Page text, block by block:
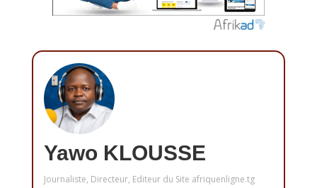
Yawo KLOUSSE
Journaliste, Directeur, Editeur du Site afriquenligne.tg